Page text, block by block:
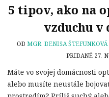
5 tipov, ako na
vzduchu v
OD MGR. DENISA ŠTEFUNKOVÁ
PRIDANÉ 27.
Máte vo svojej domácnosti
alebo musíte neustále